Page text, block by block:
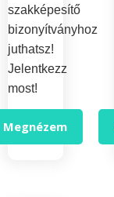
szakképesítő
bizonyítványhoz
juthatsz!
Jelentkezz
most!
Megnézem